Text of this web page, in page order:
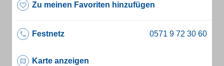
Zu meinen Favoriten hinzufügen
Festnetz
Karte anzeigen